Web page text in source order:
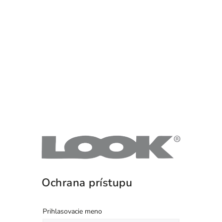
Ochrana prístupu
Prihlasovacie meno